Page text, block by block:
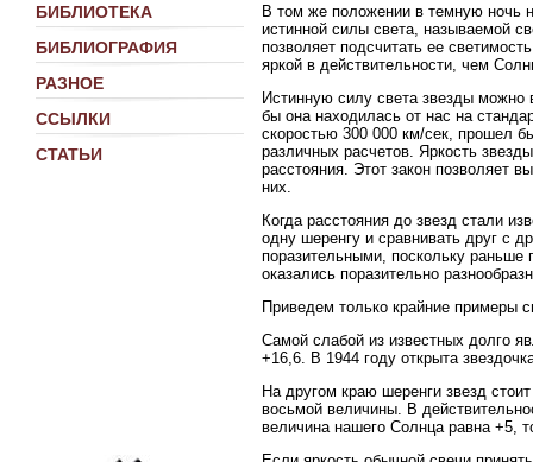
БИБЛИОТЕКА
БИБЛИОГРАФИЯ
РАЗНОЕ
ССЫЛКИ
СТАТЬИ
В том же положении в темную ночь
истинной силы света, называемой
позволяет подсчитать ее
яркой в действительности, чем
Истинную силу света звезды можно
бы она находилась от нас на
скоростью 300 000 км/сек, прошел
различных расчетов. Яркость
расстояния. Этот закон позволяет
них.
Когда расстояния до звезд стали
одну шеренгу и сравнивать друг с
поразительными, поскольку
оказались поразительно
Приведем только крайние примеры
Самой слабой из известных долго
+16,6. В 1944 году открыта
На другом краю шеренги звезд
восьмой величины. В
величина нашего Солнца равна +5,